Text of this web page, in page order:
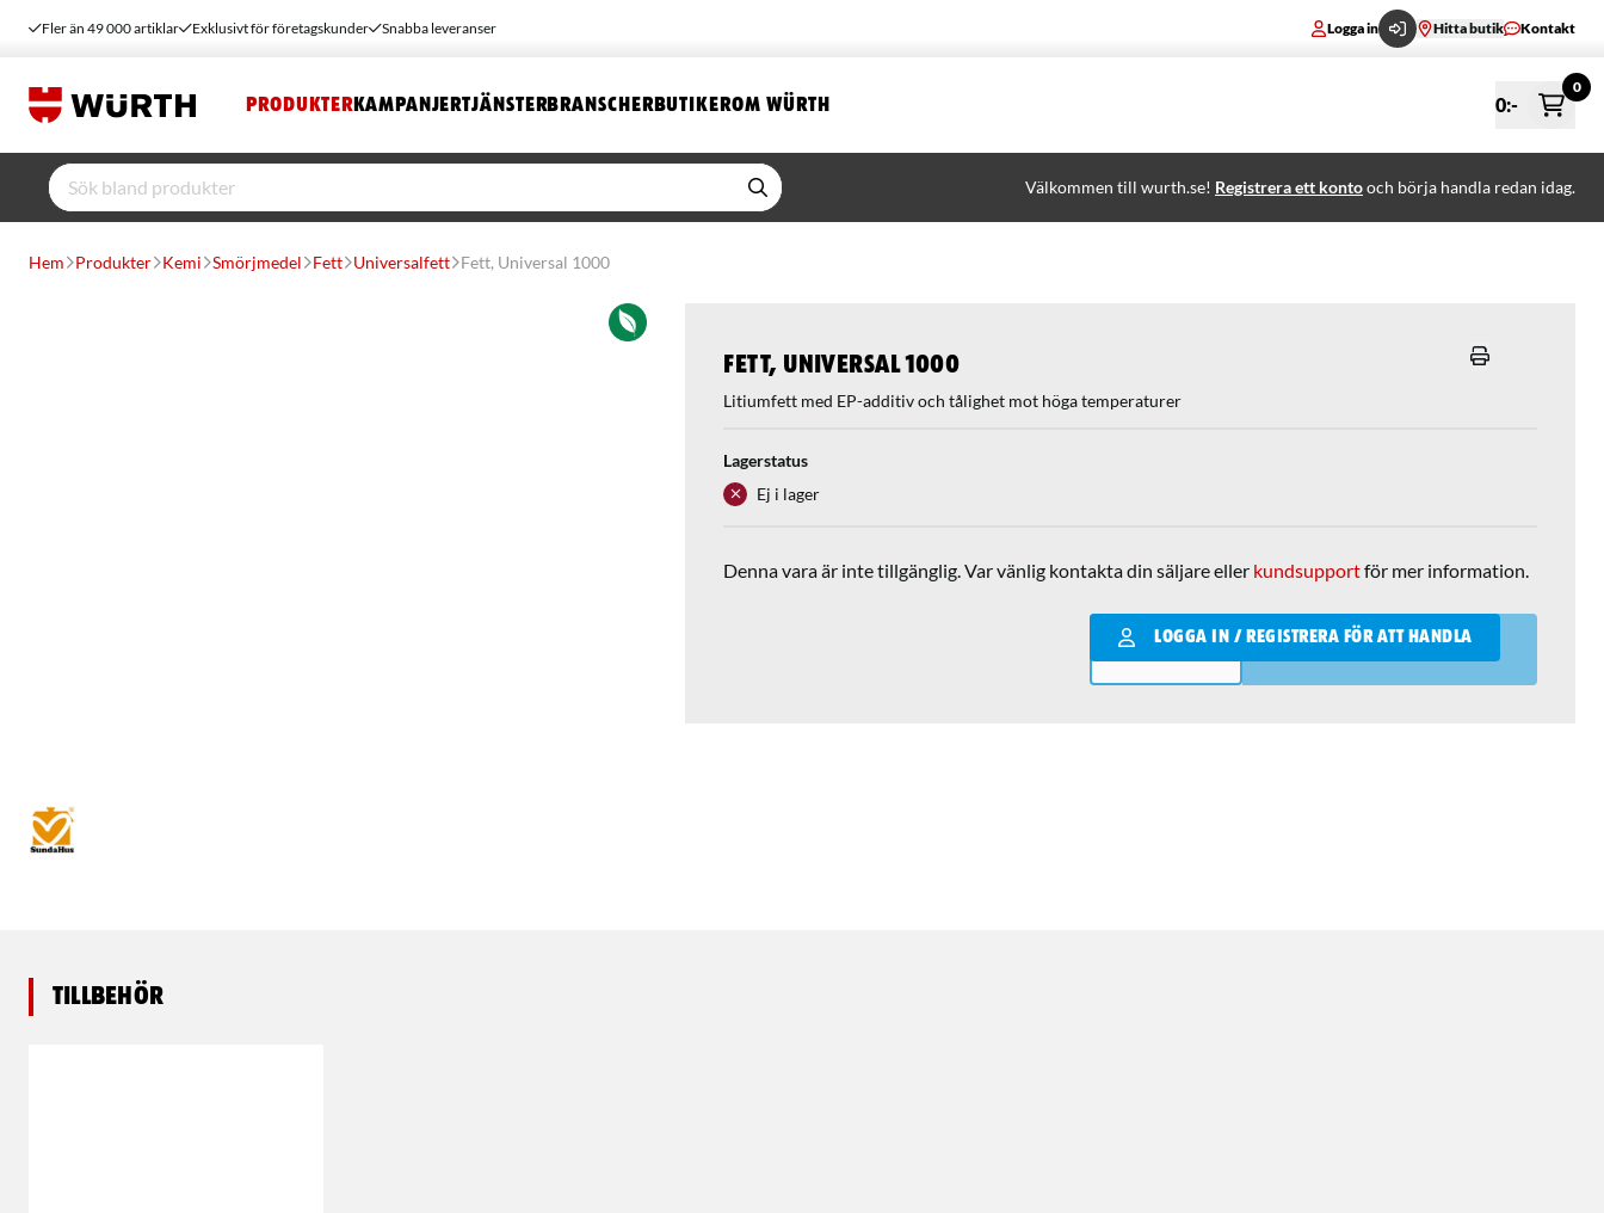
Fler än 49 000 artiklar Exklusivt för företagskunder Snabba leveranser Logga in Hitta butik Kontakt
PRODUKTER KAMPANJERTJÄNSTERBRANSCHERBUTIKEROM WÜRTH 0:-
0
Välkommen till wurth.se! Registrera ett kontooch börja handla redan idag.
Hem Produkter Kemi Smörjmedel Fett Universalfett Fett, Universal 1000
Fett, Universal 1000
Litiumfett med EP-additiv och tålighet mot höga temperaturer
Lagerstatus
Ej i lager
Denna vara är inte tillgänglig. Var vänlig kontakta din säljare eller kundsupportför mer information.
LOGGA IN / REGISTRERA FÖR ATT HANDLA
Qantity
LÄGG I VARUKORGEN
Tillbehör